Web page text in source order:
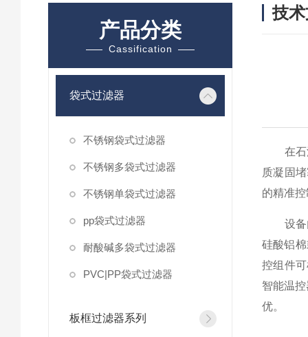
产品分类
Cassification
袋式过滤器
不锈钢袋式过滤器
不锈钢多袋式过滤器
不锈钢单袋式过滤器
pp袋式过滤器
耐酸碱多袋式过滤器
PVC|PP袋式过滤器
板框过滤器系列
技
在石油
质凝固
的精准
设备内
硅酸铝
控组件
智能温
优。​